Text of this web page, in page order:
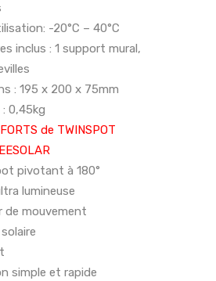
-20°C – 40°C
inclus : 1 support mural,
: 195 x 200 x 75mm
0,45kg
de TWINSPOT
pivotant à 180°
lumineuse
de mouvement
simple et rapide